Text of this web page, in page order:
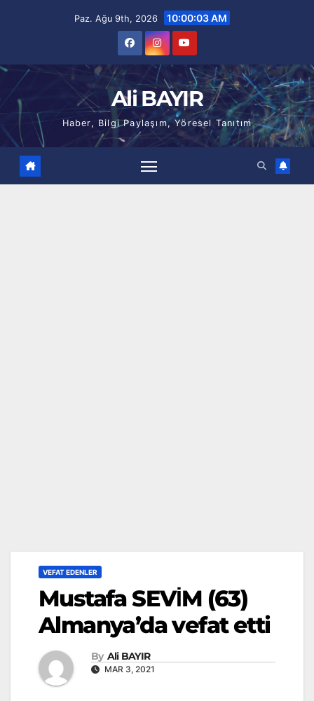
Paz. Ağu 9th, 2026 10:00:04 AM
Ali BAYIR
Haber, Bilgi Paylaşım, Yöresel Tanıtım
VEFAT EDENLER
Mustafa SEVİM (63)
Almanya’da vefat etti
By Ali BAYIR
MAR 3, 2021